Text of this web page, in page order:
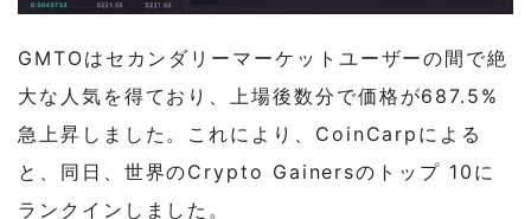
GMTOはセカンダリーマーケットユーザーの間で絶
大な人気を得ており、上場後数分で価格が687.5%
急上昇しました。これにより、CoinCarpによる
と、同日、世界のCrypto Gainersのトップ 10に
ランクインしました。